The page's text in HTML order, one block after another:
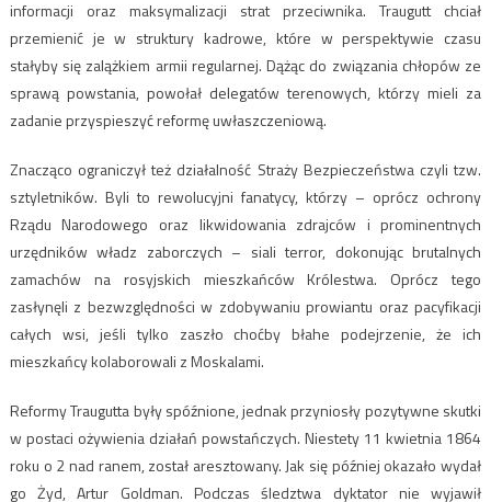
informacji oraz maksymalizacji strat przeciwnika. Traugutt chciał
przemienić je w struktury kadrowe, które w perspektywie czasu
stałyby się zalążkiem armii regularnej. Dążąc do związania chłopów ze
sprawą powstania, powołał delegatów terenowych, którzy mieli za
zadanie przyspieszyć reformę uwłaszczeniową.
Znacząco ograniczył też działalność Straży Bezpieczeństwa czyli tzw.
sztyletników. Byli to rewolucyjni fanatycy, którzy – oprócz ochrony
Rządu Narodowego oraz likwidowania zdrajców i prominentnych
urzędników władz zaborczych – siali terror, dokonując brutalnych
zamachów na rosyjskich mieszkańców Królestwa. Oprócz tego
zasłynęli z bezwzględności w zdobywaniu prowiantu oraz pacyfikacji
całych wsi, jeśli tylko zaszło choćby błahe podejrzenie, że ich
mieszkańcy kolaborowali z Moskalami.
Reformy Traugutta były spóźnione, jednak przyniosły pozytywne skutki
w postaci ożywienia działań powstańczych. Niestety 11 kwietnia 1864
roku o 2 nad ranem, został aresztowany. Jak się później okazało wydał
go Żyd, Artur Goldman. Podczas śledztwa dyktator nie wyjawił